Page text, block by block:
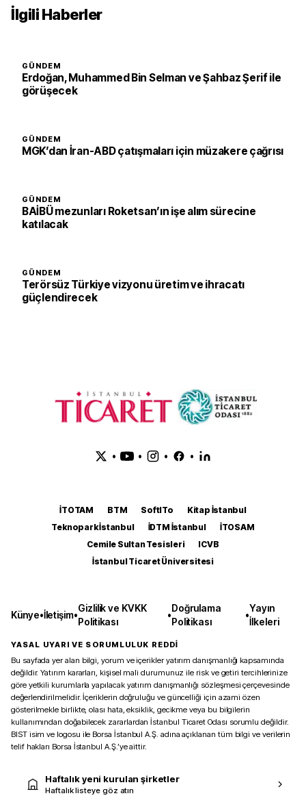
İlgili Haberler
GÜNDEM
Erdoğan, Muhammed Bin Selman ve Şahbaz Şerif ile
görüşecek
GÜNDEM
MGK’dan İran-ABD çatışmaları için müzakere çağrısı
GÜNDEM
BAİBÜ mezunları Roketsan’ın işe alım sürecine
katılacak
GÜNDEM
Terörsüz Türkiye vizyonu üretim ve ihracatı
güçlendirecek
• • • •
İTOTAM BTM SoftITo
Kitap İstanbul
Teknopark İstanbul
İDTM İstanbul
İTOSAM
Cemile Sultan Tesisleri
ICVB
İstanbul Ticaret Üniversitesi
Künye•İletişim•
Gizlilik ve KVKK
Politikası
•
Doğrulama
Politikası
•
Yayın
İlkeleri
YASAL UYARI VE SORUMLULUK REDDİ
Bu sayfada yer alan bilgi, yorum ve içerikler yatırım danışmanlığı kapsamında
değildir. Yatırım kararları, kişisel mali durumunuz ile risk ve getiri tercihlerinize
göre yetkili kurumlarla yapılacak yatırım danışmanlığı sözleşmesi çerçevesinde
değerlendirilmelidir. İçeriklerin doğruluğu ve güncelliği için azami özen
gösterilmekle birlikte, olası hata, eksiklik, gecikme veya bu bilgilerin
kullanımından doğabilecek zararlardan İstanbul Ticaret Odası sorumlu değildir.
BIST isim ve logosu ile Borsa İstanbul A.Ş. adına açıklanan tüm bilgi ve verilerin
telif hakları Borsa İstanbul A.Ş.’ye aittir.
Haftalık yeni kurulan şirketler
Haftalık listeye göz atın